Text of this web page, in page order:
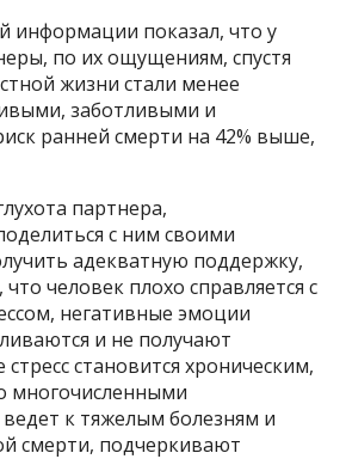
информации показал, что у
по их ощущениям, спустя
жизни стали менее
заботливыми и
ранней смерти на 42% выше,
партнера,
с ним своими
адекватную поддержку,
человек плохо справляется с
негативные эмоции
и не получают
стресс становится хроническим,
многочисленными
к тяжелым болезням и
смерти, подчеркивают